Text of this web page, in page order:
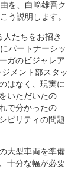
を、白﨑雄吾ク
う説明します。
人たちをお招き
パートナーシッ
ガのビジャレア
メント部スタッ
はなく、現実に
いただいたの
で分かったの
ビリティの問題
大型車両を準備
十分な幅が必要